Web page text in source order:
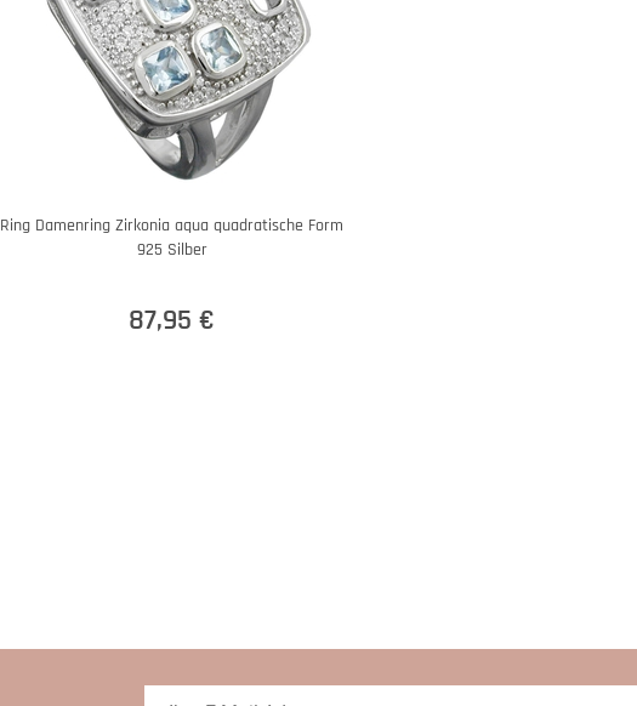
Ring Damenring Zirkonia aqua quadratische Form
925 Silber
87,95 €